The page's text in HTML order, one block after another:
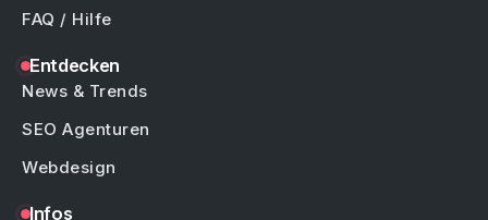
FAQ / Hilfe
Entdecken
News & Trends
SEO Agenturen
Webdesign
Infos